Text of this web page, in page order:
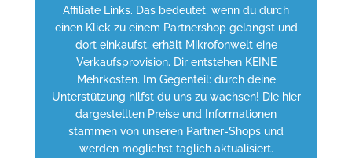
Affiliate Links. Das bedeutet, wenn du durch
einen Klick zu einem Partnershop gelangst und
dort einkaufst, erhält Mikrofonwelt eine
Verkaufsprovision. Dir entstehen KEINE
Mehrkosten. Im Gegenteil: durch deine
Unterstützung hilfst du uns zu wachsen! Die hier
dargestellten Preise und Informationen
stammen von unseren Partner-Shops und
werden möglichst täglich aktualisiert.